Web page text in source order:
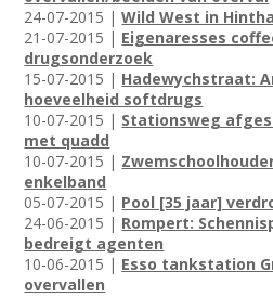
24-07-2015 |Wild West in
21-07-2015 | Eigenaresses
drugsonderzoek
15-07-2015 | Hadewychstraat:
hoeveelheid softdrugs
10-07-2015 | Stationsweg
met quadd
10-07-2015 |
enkelband
05-07-2015 | Pool [35 jaar]
24-06-2015 | Rompert:
bedreigt agenten
10-06-2015 | Esso tankstation
overvallen